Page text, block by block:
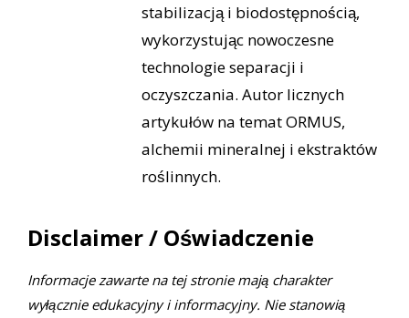
stabilizacją i biodostępnością,
wykorzystując nowoczesne
technologie separacji i
oczyszczania. Autor licznych
artykułów na temat ORMUS,
alchemii mineralnej i ekstraktów
roślinnych.
Disclaimer / Oświadczenie
Informacje zawarte na tej stronie mają charakter
wyłącznie edukacyjny i informacyjny. Nie stanowią